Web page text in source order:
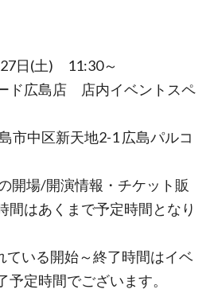
27日(土) 11:30～
ド広島店 店内イベントスペ
市中区新天地2-1 広島パルコ
開場/開演情報・チケット販
間はあくまで予定時間となり
いる開始～終了時間はイベ
予定時間でございます。